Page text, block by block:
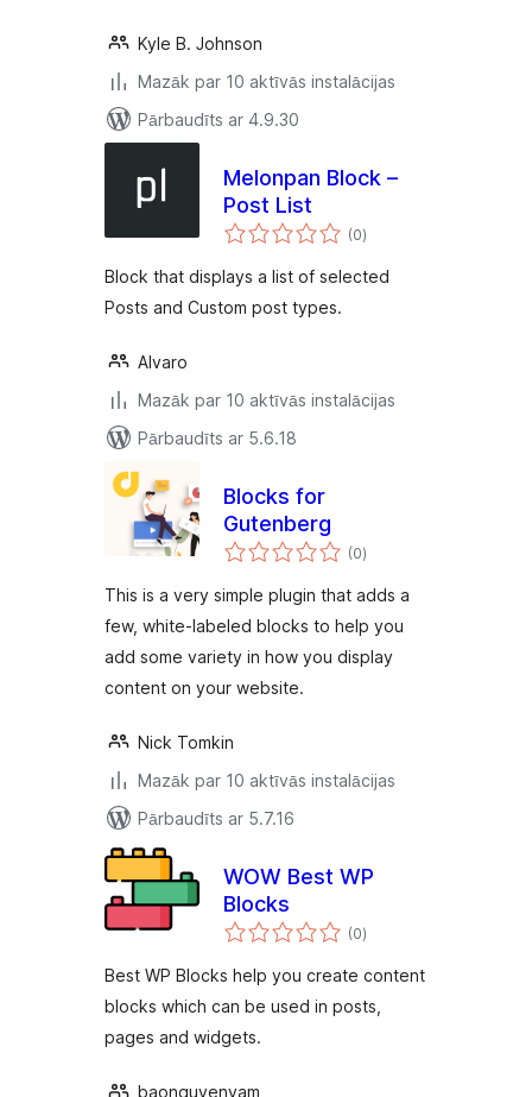
Kyle B. Johnson
Mazāk par 10 aktīvās instalācijas
Pārbaudīts ar 4.9.30
Melonpan Block –
Post List
(0vērtējumu
kopsumma
)
Block that displays a list of selected
Posts and Custom post types.
Alvaro
Mazāk par 10 aktīvās instalācijas
Pārbaudīts ar 5.6.18
Blocks for
Gutenberg
(0vērtējumu
kopsumma
)
This is a very simple plugin that adds a
few, white-labeled blocks to help you
add some variety in how you display
content on your website.
Nick Tomkin
Mazāk par 10 aktīvās instalācijas
Pārbaudīts ar 5.7.16
WOW Best WP
Blocks
(0vērtējumu
kopsumma
)
Best WP Blocks help you create content
blocks which can be used in posts,
pages and widgets.
baonguyenyam